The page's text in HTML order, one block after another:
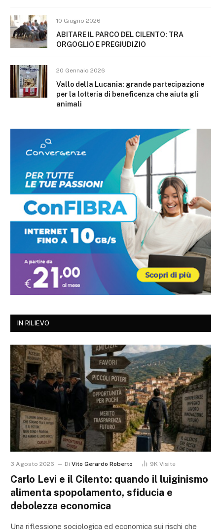
10 Giugno 2026
ABITARE IL PARCO DEL CILENTO: TRA
ORGOGLIO E PREGIUDIZIO
20 Gennaio 2026
Vallo della Lucania: grande partecipazione
per la lotteria di beneficenza che aiuta gli
animali
IN RILIEVO
3 Agosto 2026 Di Vito Gerardo Roberto 9K Visite
Carlo Levi e il Cilento: quando il luiginismo
alimenta spopolamento, sfiducia e
debolezza economica
Una riflessione sociologica ed economica sui rischi che